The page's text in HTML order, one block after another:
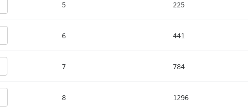
5 225
6 441
7 784
8 1296